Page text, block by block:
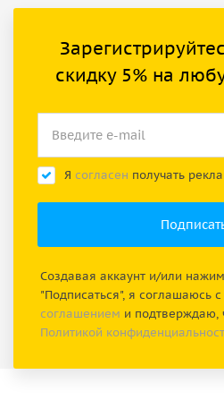
скидку 5% на
Я согласен получать
Создавая аккаунт и/или
"Подписаться", я соглашаюсь с
соглашением и подтверждаю,
Политикой